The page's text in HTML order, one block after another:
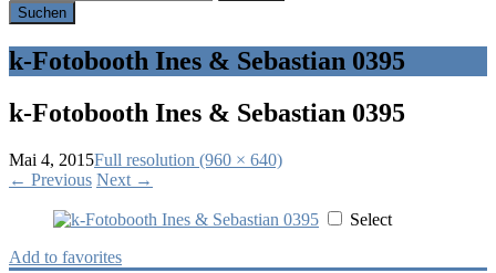
k-Fotobooth Ines & Sebastian 0395
k-Fotobooth Ines & Sebastian 0395
Mai 4, 2015Full resolution (960 × 640)
← Previous Next →
Select
Add to favorites